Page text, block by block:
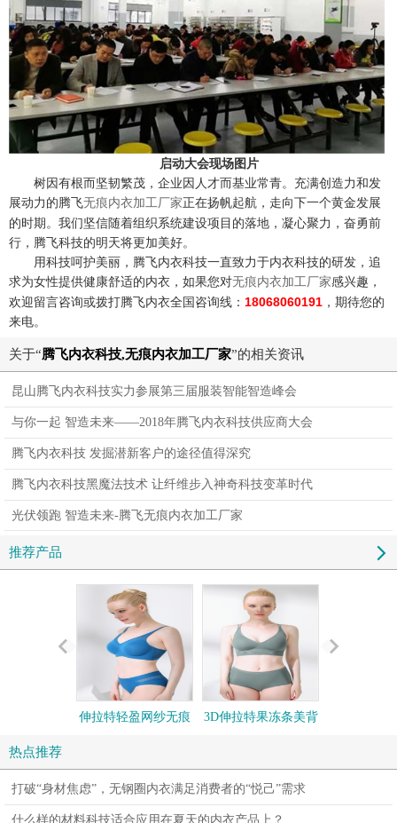
启动大会现场图片
树因有根而坚韧繁茂，企业因人才而基业常青。充满创造力和发
展动力的腾飞无痕内衣加工厂家正在扬帆起航，走向下一个黄金发展
的时期。我们坚信随着组织系统建设项目的落地，凝心聚力，奋勇前
行，腾飞科技的明天将更加美好。
用科技呵护美丽，腾飞内衣科技一直致力于内衣科技的研发，追
求为女性提供健康舒适的内衣，如果您对无痕内衣加工厂家感兴趣，
欢迎留言咨询或拨打腾飞内衣全国咨询线： 18068060191 ，期待您的
来电。
关于“腾飞内衣科技,无痕内衣加工厂家”的相关资讯
昆山腾飞内衣科技实力参展第三届服装智能智造峰会
与你一起 智造未来——2018年腾飞内衣科技供应商大会
腾飞内衣科技 发掘潜新客户的途径值得深究
腾飞内衣科技黑魔法技术 让纤维步入神奇科技变革时代
光伏领跑 智造未来-腾飞无痕内衣加工厂家
推荐产品
伸拉特轻盈网纱无痕 3D伸拉特果冻条美背
热点推荐
打破“身材焦虑”，无钢圈内衣满足消费者的“悦己”需求
什么样的材料科技适合应用在夏天的内衣产品上？